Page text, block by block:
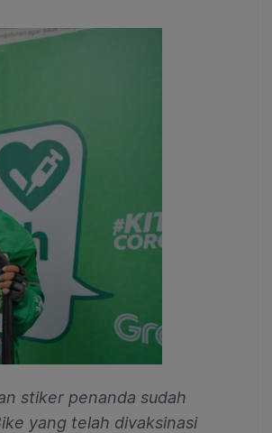
stiker penanda sudah
yang telah divaksinasi